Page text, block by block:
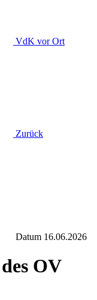
VdK vor Ort
Zurück
Datum 16.06.2026
OV